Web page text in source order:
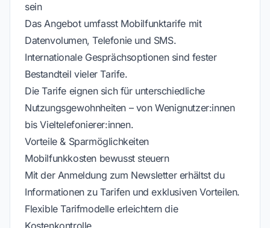
sein
Das Angebot umfasst Mobilfunktarife mit
Datenvolumen, Telefonie und SMS.
Internationale Gesprächsoptionen sind fester
Bestandteil vieler Tarife.
Die Tarife eignen sich für unterschiedliche
Nutzungsgewohnheiten – von Wenignutzer:innen
bis Vieltelefonierer:innen.
Vorteile & Sparmöglichkeiten
Mobilfunkkosten bewusst steuern
Mit der Anmeldung zum Newsletter erhältst du
Informationen zu Tarifen und exklusiven Vorteilen.
Flexible Tarifmodelle erleichtern die
Kostenkontrolle.